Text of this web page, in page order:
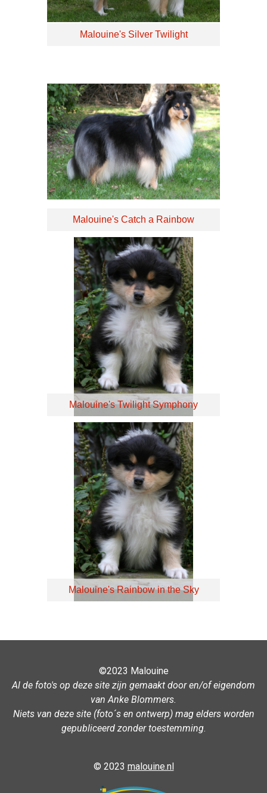
Malouine's Silver Twilight
Malouine's Catch a Rainbow
Malouine's Twilight Symphony
Malouine's Rainbow in the Sky
©2023 Malouine
Al de foto's op deze site zijn gemaakt door en/of eigendom
van Anke Blommers.
Niets van deze site (foto´s en ontwerp) mag elders worden
gepubliceerd zonder toestemming.
© 2023 malouine.nl